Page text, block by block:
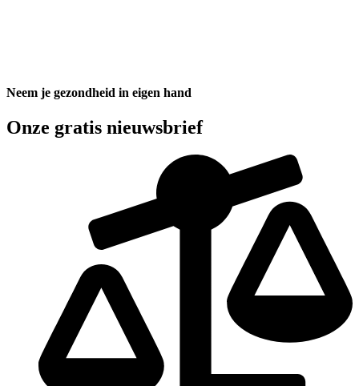
Neem je gezondheid in eigen hand
Onze gratis nieuwsbrief